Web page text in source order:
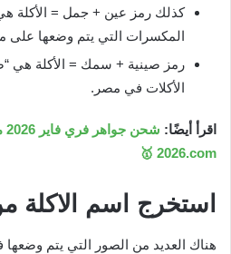
كذلك رمز عين + جمل = الأكلة
المكسرات التي يتم وضعها على
رمز صينية + سمك = الأكلة هي
الأكلات في مصر.
اقرأ أيضًا:
2026.com 🥇
استخرج اسم الاكلة
هناك العديد من الصور التي يتم وضعها